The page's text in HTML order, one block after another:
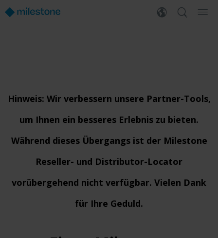
Hinweis: Wir verbessern unsere Partner-Tools,
um Ihnen ein besseres Erlebnis zu bieten.
Während dieses Übergangs ist der Milestone
Reseller- und Distributor-Locator
vorübergehend nicht verfügbar. Vielen Dank
für Ihre Geduld.